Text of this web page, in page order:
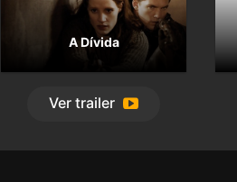
A Dívida
Ver trailer